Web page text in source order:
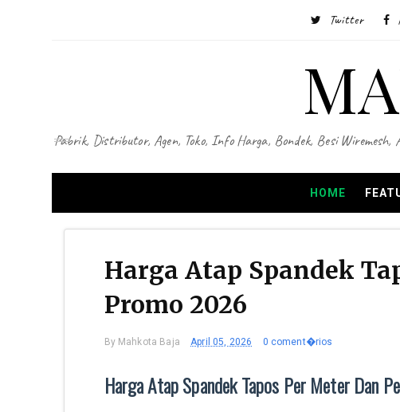
Twitter
Pabrik, Distributor, Agen, Toko, Info Harga, Bondek, Besi
HOME
Harga Atap Spandek
Promo 2026
By Mahkota Baja April 05, 2026 0 coment�rios
Harga Atap Spandek Tapos Per Meter Dan